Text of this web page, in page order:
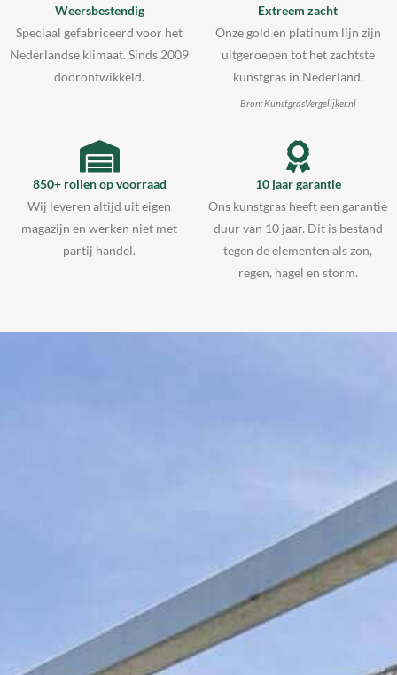
Weersbestendig
Speciaal gefabriceerd voor het
Nederlandse klimaat. Sinds 2009
doorontwikkeld.
Extreem zacht
Onze gold en platinum lijn zijn
uitgeroepen tot het zachtste
kunstgras in Nederland.
Bron: KunstgrasVergelijker.nl
850+ rollen op voorraad
Wij leveren altijd uit eigen
magazijn en werken niet met
partij handel.
10 jaar garantie
Ons kunstgras heeft een garantie
duur van 10 jaar. Dit is bestand
tegen de elementen als zon,
regen, hagel en storm.